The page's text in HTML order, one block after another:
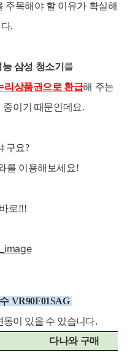
주목해야 할 이유가 확실해
.
능 삼성 청소기 를
리상품권으로 환급해 주는
중이기 때문인데요.
구요?
를 이용해보세요!
로!!!
VR90F01SAG
이 있을 수 있습니다.
다나와 구매